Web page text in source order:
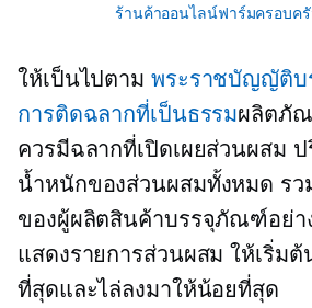
ร้านค้าออนไลน์ฟาร์มครอบครั
ให้เป็นไปตาม พระราชบัญญัติ
การติดฉลากที่เป็นธรรมผลิตภั
ควรมีฉลากที่เปิดเผยส่วนผสม
น้ำหนักของส่วนผสมทั้งหมด รว
ของผู้ผลิตสินค้าบรรจุภัณฑ์อย่า
แสดงรายการส่วนผสม ให้เริ่ม
ที่สุดและไล่ลงมาให้น้อยที่สุด